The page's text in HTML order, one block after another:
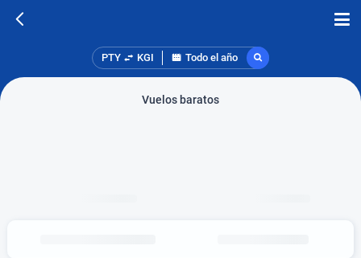
PTY KGI Todo el año
Vuelos baratos